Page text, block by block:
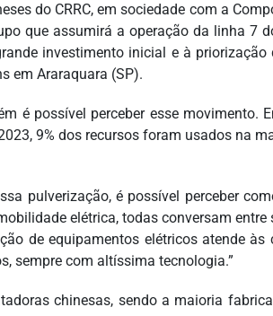
do CRRC, em sociedade com a
que assumirá a operação da linha 7
investimento inicial e à priorização
em Araraquara (SP).
é possível perceber esse movimento.
9% dos recursos foram usados na
pulverização, é possível perceber
elétrica, todas conversam entre
de equipamentos elétricos atende
sempre com altíssima tecnologia.”
chinesas, sendo a maioria